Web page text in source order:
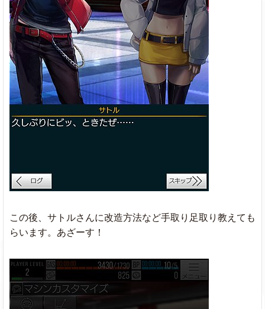
この後、サトルさんに改造方法など手取り足取り教えても
らいます。あざーす！